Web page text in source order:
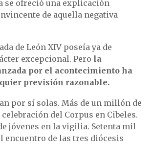
se ofreció una explicación
de aquella negativa
de León XIV poseía ya de
excepcional. Pero la
por el acontecimiento ha
previsión razonable.
por sí solas. Más de un millón de
del Corpus en Cibeles.
jóvenes en la vigilia. Setenta mil
encuentro de las tres diócesis